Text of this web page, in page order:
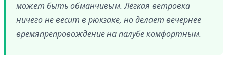
может быть обманчивым. Лёгкая ветровка
ничего не весит в рюкзаке, но делает вечернее
времяпрепровождение на палубе комфортным.